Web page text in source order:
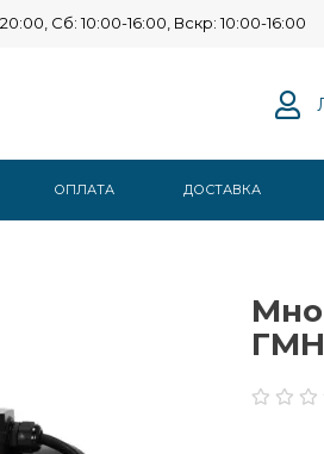
Сб: 10:00-16:00, Вскр: 10:00-16:00
ОПЛАТА ДОСТАВКА